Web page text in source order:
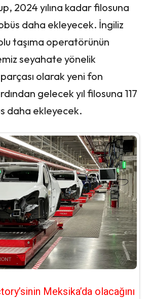
2024 yılına kadar filosuna
daha ekleyecek. İngiliz
taşıma operatörünün
seyahate yönelik
olarak yeni fon
gelecek yıl filosuna 117
daha ekleyecek.
Meksika’da olacağını